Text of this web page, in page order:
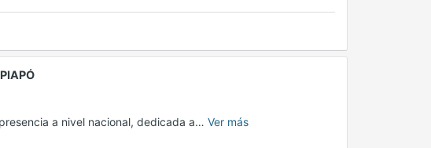
a nivel nacional, dedicada a… Ver más